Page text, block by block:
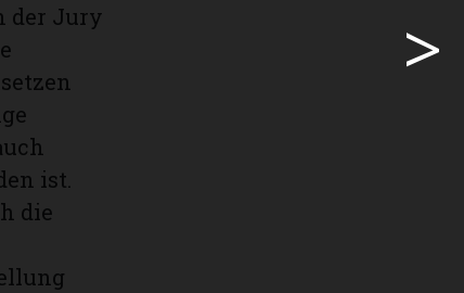
der Jury
ist.
die
>